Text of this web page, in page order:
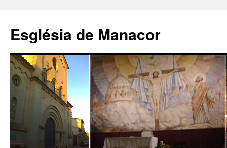
contenido
Església de Manacor